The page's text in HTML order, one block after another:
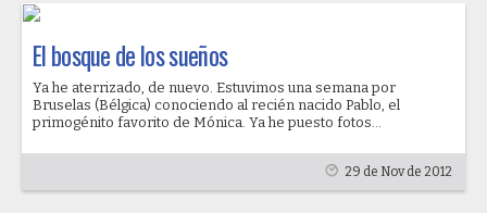
El bosque de los sueños
Ya he aterrizado, de nuevo. Estuvimos una semana por
Bruselas (Bélgica) conociendo al recién nacido Pablo, el
primogénito favorito de Mónica. Ya he puesto fotos...
29 de Nov de 2012